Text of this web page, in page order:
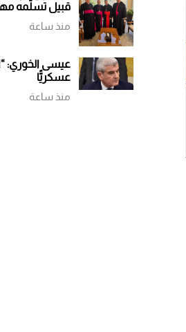
قبيل تسلّمه
منذ ساعة
عيسى الخوري:
عسكريًّا
منذ ساعة